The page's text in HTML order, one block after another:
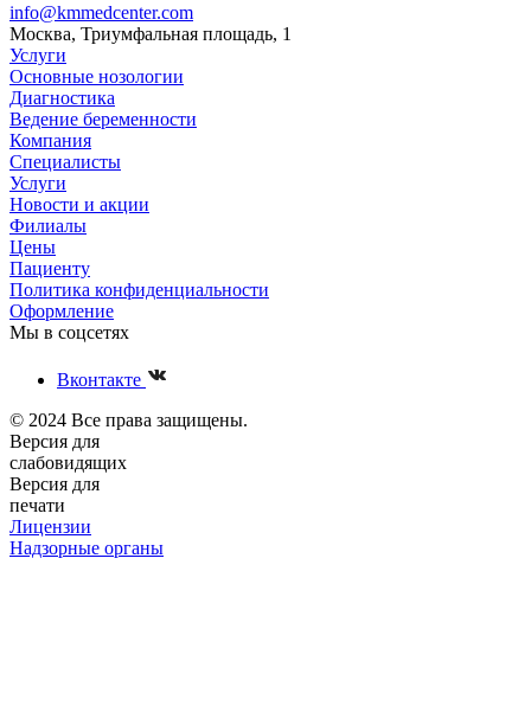
info@kmmedcenter.com
Москва, Триумфальная площадь, 1
Услуги
Основные нозологии
Диагностика
Ведение беременности
Компания
Специалисты
Услуги
Новости и акции
Филиалы
Цены
Пациенту
Политика конфиденциальности
Оформление
Мы в соцсетях
Вконтакте
© 2024 Все права защищены.
Версия для
слабовидящих
Версия для
печати
Лицензии
Надзорные органы